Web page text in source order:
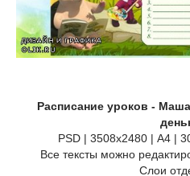
Расписание уроков -
PSD | 3508x2480 | А4 |
Все тексты можно
Слои